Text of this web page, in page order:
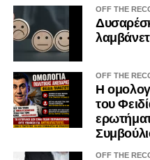
πένθους.
Είναι ημέρα ευθύνης.
Ημέρα μνήμης.
Ημέρα διεκδίκησης της
Γιατί κάποιοι έφυγαν
OFF THE
OFF THE
Η
του
OFF THE